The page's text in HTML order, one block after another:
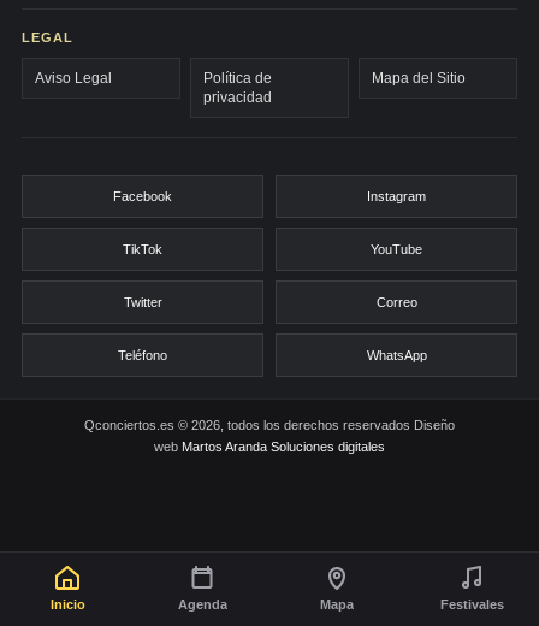
LEGAL
Aviso Legal
Política de
privacidad
Mapa del Sitio
Facebook Instagram
TikTok YouTube
Twitter Correo
Teléfono WhatsApp
Qconciertos.es © 2026, todos los derechos reservados Diseño
web Martos Aranda Soluciones digitales
Inicio Agenda Mapa Festivales